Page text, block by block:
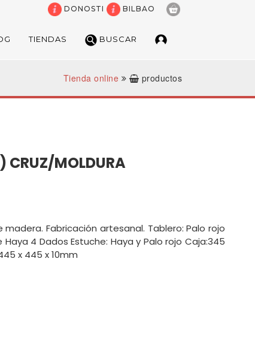
DONOSTI BILBAO
TIENDAS BUSCAR
Tienda online productos
CRUZ/MOLDURA
Fabricación artesanal. Tablero: Palo rojo
4 Dados Estuche: Haya y Palo rojo Caja:345
x 445 x 10mm
MARCAS